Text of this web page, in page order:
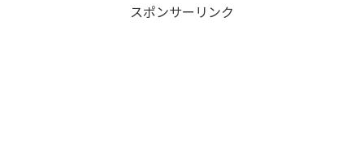
スポンサーリンク